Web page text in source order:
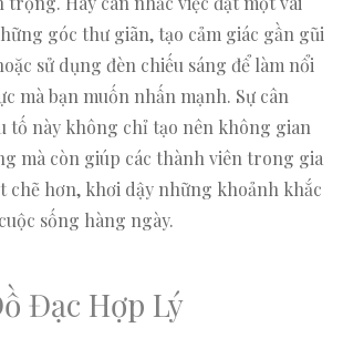
góc thư giãn, tạo cảm giác gần gũi
sử dụng đèn chiếu sáng để làm nổi
mà bạn muốn nhấn mạnh. Sự cân
tố này không chỉ tạo nên không gian
mà còn giúp các thành viên trong gia
chẽ hơn, khơi dậy những khoảnh khắc
sống hàng ngày.
Đạc Hợp Lý